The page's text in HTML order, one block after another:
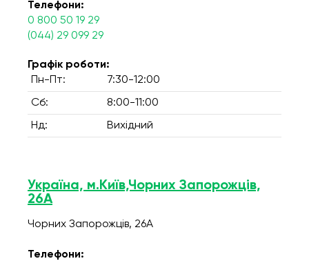
Телефони:
0 800 50 19 29
(044) 29 099 29
Графік роботи:
Пн-Пт:
7:30-12:00
Сб: 8:00-11:00
Нд: Вихідний
Україна, м.Київ,Чорних Запорожців,
26А
Чорних Запорожців, 26А
Телефони: